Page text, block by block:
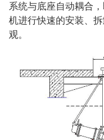
系统与底座自动耦合
机进行快速的安装、
观。